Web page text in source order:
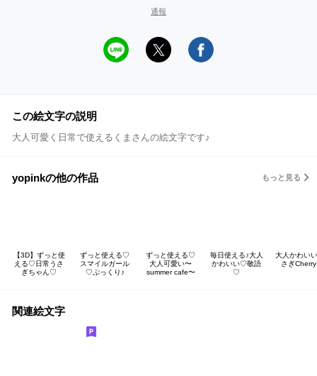
通報
この絵文字の説明
大人可愛く日常で使えるくまさんの絵文字です♪
yopinkの他の作品 もっと見る
【3D】ずっと使
える♡日常うさ
ぎちゃん♡
ずっと使える♡
スマイルガール
♡ぷっくり♪
ずっと使える♡
大人可愛い〜
summer cafe〜
毎日使える♪大人
かわいい♡敬語
♡
大人かわい
さぎ
関連絵文字